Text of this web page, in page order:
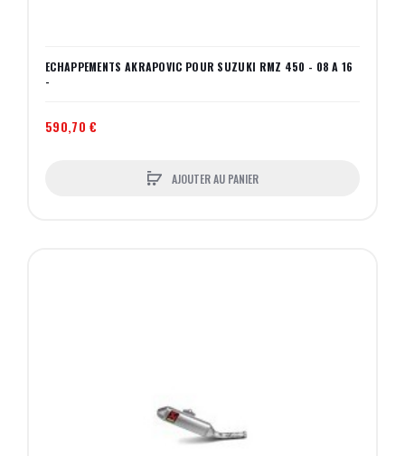
ECHAPPEMENTS AKRAPOVIC POUR SUZUKI RMZ 450 - 08 A 16
-
590,70 €
AJOUTER AU PANIER